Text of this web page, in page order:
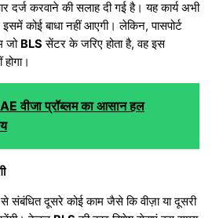
करवाने की सलाह दी गई है। यह कार्य अभी
कोई बाधा नहीं आएगी। लेकिन, पासपोर्ट
जो BLS सेंटर के जरिए होता है, वह इस
वीजा प्रॉब्लम का आसान हल
से संबंधित दूसरे कोई काम जैसे कि वीज़ा या दूसरी